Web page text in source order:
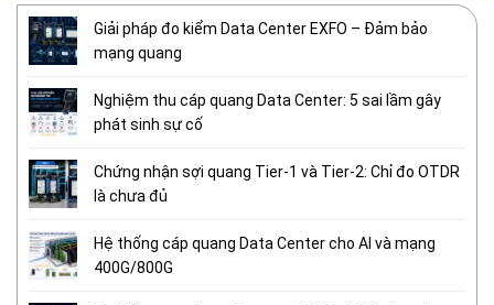
Giải pháp đo kiểm Data Center EXFO – Đảm bảo
mạng quang
Nghiệm thu cáp quang Data Center: 5 sai lầm gây
phát sinh sự cố
Chứng nhận sợi quang Tier-1 và Tier-2: Chỉ đo OTDR
là chưa đủ
Hệ thống cáp quang Data Center cho AI và mạng
400G/800G